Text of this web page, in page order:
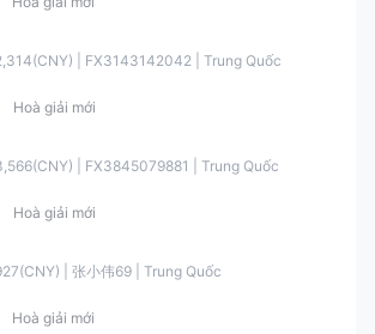
bẩy là
và chỉ giao dịch với số tiền bạn có thể chấp
spread bắt đầu từ 0.0 pips, và phí $3.5
thị trường FX được tính. Đối với tài khoản
Stocks, spread bắt đầu từ 6 cents, nhưng
bởi FXTM thường thấp hơn so với nhiều nhà
ngành, đặc biệt là trên tài khoản Advantage. Tuy
có hoa hồng.
| FX3143142042 | Trung Quốc
Hoà giải mới
| FX3845079881 | Trung Quốc
Hoà giải mới
| 张小伟69 | Trung Quốc
Hoà giải mới